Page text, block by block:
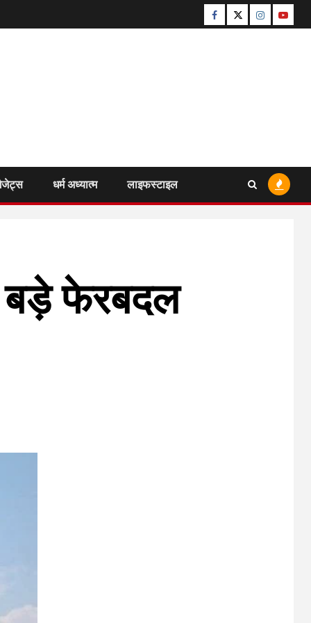
Facebook
TwitterInstagram
धर्म अध्यात्म लाइफस्टाइल
बड़े फेरबदल